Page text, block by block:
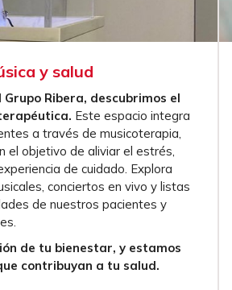
y salud
Ribera, descubrimos el
Este espacio integra
a través de musicoterapia,
el objetivo de aliviar el estrés,
de cuidado. Explora
conciertos en vivo y listas
de nuestros pacientes y
de tu bienestar, y estamos
contribuyan a tu salud.